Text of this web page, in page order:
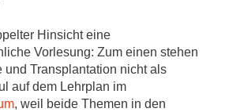
Hinsicht eine
Vorlesung: Zum einen stehen
und Transplantation nicht als
auf dem Lehrplan im
, weil beide Themen in den